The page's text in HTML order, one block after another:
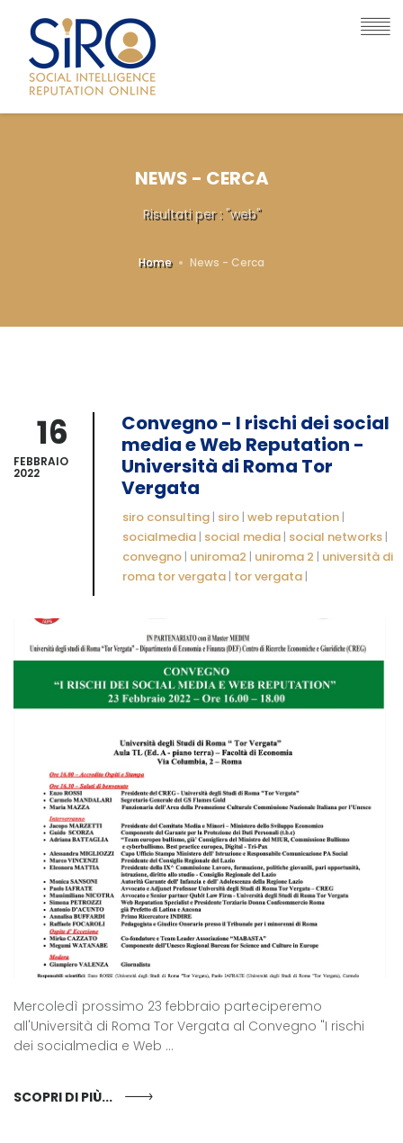
NEWS - CERCA
Risultati per : "web"
Home News - Cerca
16
FEBBRAIO
2022
Convegno - I rischi dei social
media e Web Reputation -
Università di Roma Tor
Vergata
siro consulting | siro | web reputation |
socialmedia | social media | social networks |
convegno | uniroma2 | uniroma 2 | università di
roma tor vergata | tor vergata |
Mercoledì prossimo 23 febbraio parteciperemo
all'Università di Roma Tor Vergata al Convegno "I rischi
dei socialmedia e Web ...
SCOPRI DI PIÙ...